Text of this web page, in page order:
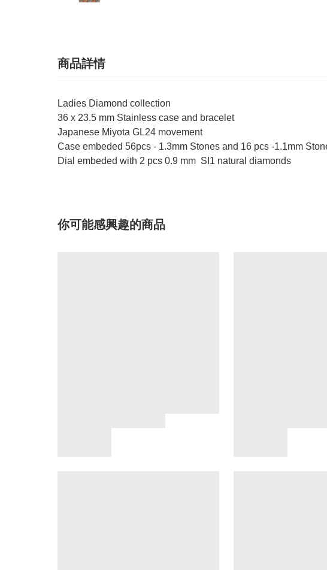
商品詳情
Ladies Diamond collection
36 x 23.5 mm Stainless case and bracelet
Japanese Miyota GL24 movement
Case embeded 56pcs - 1.3mm Stones and 16 pcs -1.1mm
Dial embeded with 2 pcs 0.9 mm SI1 natural diamonds
你可能感興趣的商品